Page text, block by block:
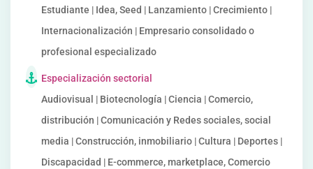
Estudiante | Idea, Seed | Lanzamiento | Crecimiento |
Internacionalización | Empresario consolidado o
profesional especializado
Especialización sectorial
Audiovisual | Biotecnología | Ciencia | Comercio,
distribución | Comunicación y Redes sociales, social
media | Construcción, inmobiliario | Cultura | Deportes |
Discapacidad | E-commerce, marketplace, Comercio